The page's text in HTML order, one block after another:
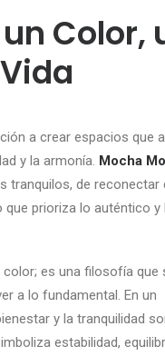
Color,
a crear espacios que
y la armonía. Mocha
tranquilos, de reconectar
que prioriza lo auténtico y
es una filosofía que
a lo fundamental. En un
y la tranquilidad
estabilidad,